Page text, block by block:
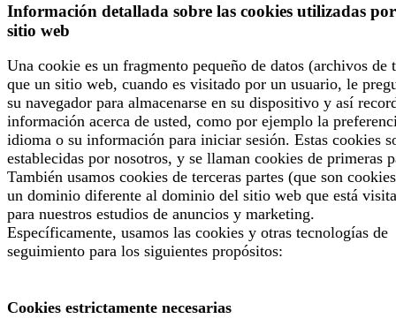
Información detallada sobre las cookies utilizadas por
sitio web
Una cookie es un fragmento pequeño de datos (archivos de
que un sitio web, cuando es visitado por un usuario, le
su navegador para almacenarse en su dispositivo y así
información acerca de usted, como por ejemplo la
idioma o su información para iniciar sesión. Estas cookies
establecidas por nosotros, y se llaman cookies de primeras
También usamos cookies de terceras partes (que son
un dominio diferente al dominio del sitio web que está
para nuestros estudios de anuncios y marketing.
Específicamente, usamos las cookies y otras tecnologías de
seguimiento para los siguientes propósitos:
Cookies estrictamente necesarias